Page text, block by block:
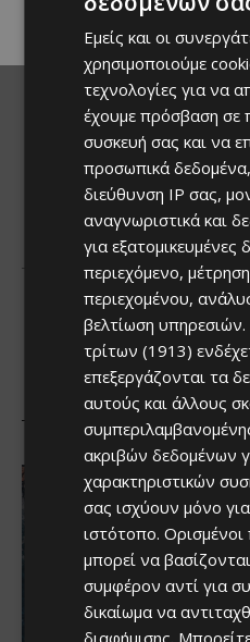
Εμείς και οι
χρησιμοποιούμε
τεχνολογίες για να
έχουμε πρόσβαση σε
συσκευή σας και να
προσωπικά
διεύθυνση IP σας,
αναγνωριστικά και
για εξατομικευμένες
περιεχόμενο,
περιεχομένου,
βελτίωση υπηρεσιών.
τρίτων (1913)
επεξεργάζονται τα
αυτούς και άλλους
ακριβών δεδομένων
χαρακτηριστικών
σας ισχύουν μόνο
ιστότοπο.
μπορεί να
συμφέρον αντί για
δικαίωμα να
διαφήμισης.